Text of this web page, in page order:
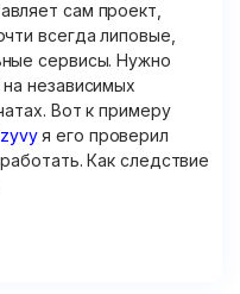
сам проект,
всегда липовые,
сервисы. Нужно
независимых
Вот к примеру
я его проверил
Как следствие